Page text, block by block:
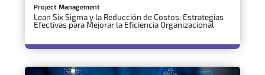
Project Management
Lean Six Sigma y la Reducción de Costos: Estrategias
Efectivas para Mejorar la Eficiencia Organizacional